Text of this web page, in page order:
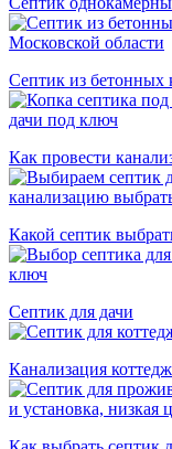
Септик из бетонных
Как провести
Какой септик
Септик для дачи
Канализация